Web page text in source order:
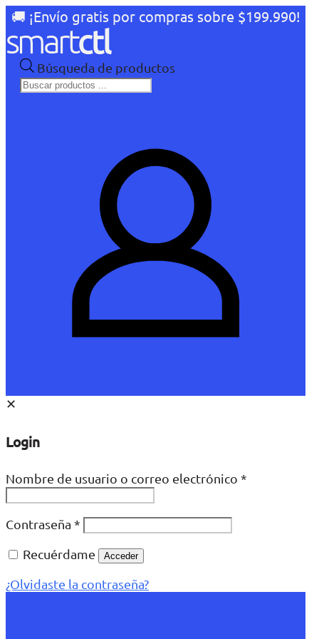
🚚 ¡Envío gratis por compras sobre $199.990!
Búsqueda de productos
✕
Login
Nombre de usuario o correo electrónico *
Contraseña *
Recuérdame
Acceder
¿Olvidaste la contraseña?